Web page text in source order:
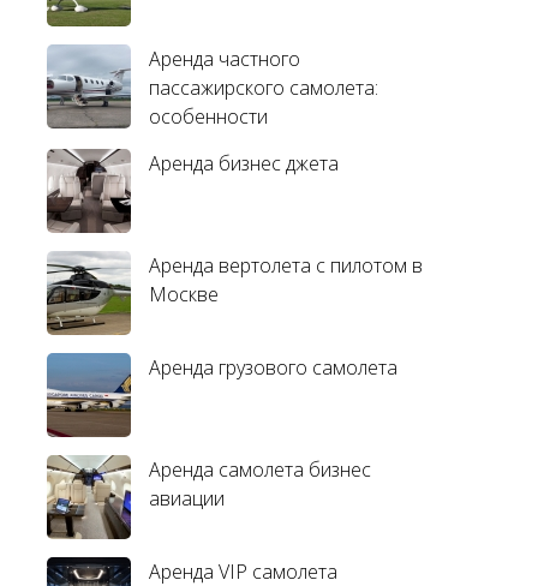
Аренда частного
пассажирского самолета:
особенности
Аренда бизнес джета
Аренда вертолета с пилотом в
Москве
Аренда грузового самолета
Аренда самолета бизнес
авиации
Аренда VIP самолета